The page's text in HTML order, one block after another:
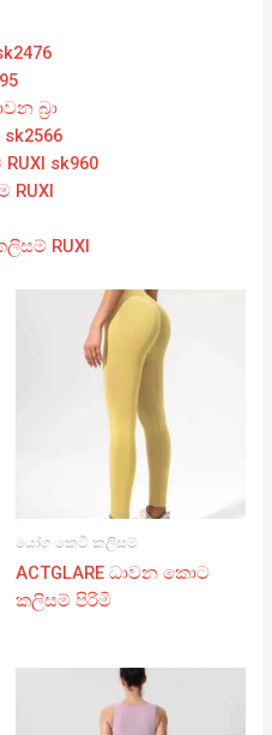
බ්‍රා
sk960
RUXI
යෝග කෙටි කලිසම්
ACTGLARE ධාවන කොට
කලිසම් පිරිමි